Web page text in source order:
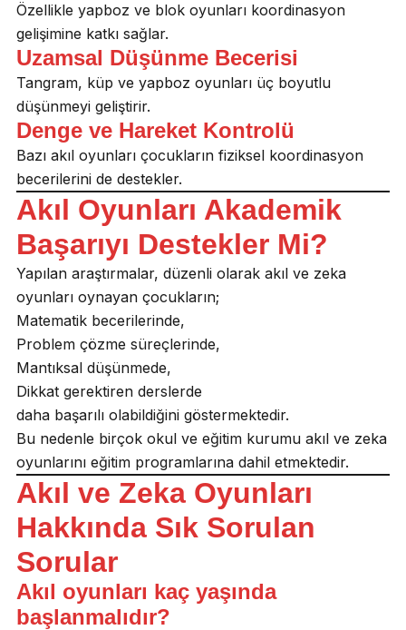
Özellikle yapboz ve blok oyunları koordinasyon
gelişimine katkı sağlar.
Uzamsal Düşünme Becerisi
Tangram, küp ve yapboz oyunları üç boyutlu
düşünmeyi geliştirir.
Denge ve Hareket Kontrolü
Bazı akıl oyunları çocukların fiziksel koordinasyon
becerilerini de destekler.
Akıl Oyunları Akademik
Başarıyı Destekler Mi?
Yapılan araştırmalar, düzenli olarak akıl ve zeka
oyunları oynayan çocukların;
Matematik becerilerinde,
Problem çözme süreçlerinde,
Mantıksal düşünmede,
Dikkat gerektiren derslerde
daha başarılı olabildiğini göstermektedir.
Bu nedenle birçok okul ve eğitim kurumu akıl ve zeka
oyunlarını eğitim programlarına dahil etmektedir.
Akıl ve Zeka Oyunları
Hakkında Sık Sorulan
Sorular
Akıl oyunları kaç yaşında
başlanmalıdır?